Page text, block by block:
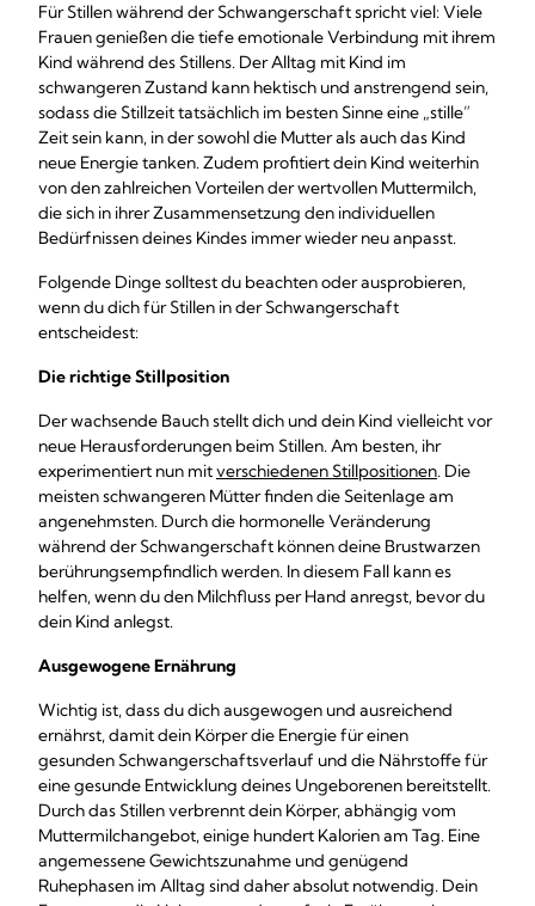
Für Stillen während der Schwangerschaft spricht viel: Viele
Frauen genießen die tiefe emotionale Verbindung mit ihrem
Kind während des Stillens. Der Alltag mit Kind im
schwangeren Zustand kann hektisch und anstrengend sein,
sodass die Stillzeit tatsächlich im besten Sinne eine „stille”
Zeit sein kann, in der sowohl die Mutter als auch das Kind
neue Energie tanken. Zudem profitiert dein Kind weiterhin
von den zahlreichen Vorteilen der wertvollen Muttermilch,
die sich in ihrer Zusammensetzung den individuellen
Bedürfnissen deines Kindes immer wieder neu anpasst.
Folgende Dinge solltest du beachten oder ausprobieren,
wenn du dich für Stillen in der Schwangerschaft
entscheidest:
Die richtige Stillposition
Der wachsende Bauch stellt dich und dein Kind vielleicht vor
neue Herausforderungen beim Stillen. Am besten, ihr
experimentiert nun mitverschiedenen Stillpositionen. Die
meisten schwangeren Mütter finden die Seitenlage am
angenehmsten. Durch die hormonelle Veränderung
während der Schwangerschaft können deine Brustwarzen
berührungsempfindlich werden. In diesem Fall kann es
helfen, wenn du den Milchfluss per Hand anregst, bevor du
dein Kind anlegst.
Ausgewogene Ernährung
Wichtig ist, dass du dich ausgewogen und ausreichend
ernährst, damit dein Körper die Energie für einen
gesunden Schwangerschaftsverlauf und die Nährstoffe für
eine gesunde Entwicklung deines Ungeborenen bereitstellt.
Durch das Stillen verbrennt dein Körper, abhängig vom
Muttermilchangebot, einige hundert Kalorien am Tag. Eine
angemessene Gewichtszunahme und genügend
Ruhephasen im Alltag sind daher absolut notwendig. Dein